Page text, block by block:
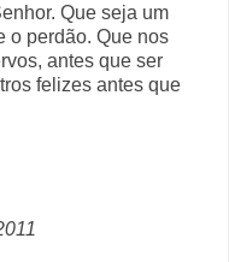
Que seja um
o perdão. Que nos
antes que ser
felizes antes que